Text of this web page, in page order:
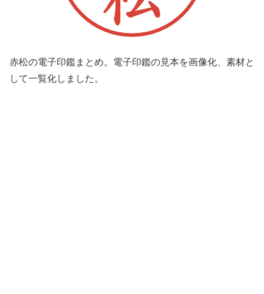
赤松の電子印鑑まとめ。電子印鑑の見本を画像化、素材と
して一覧化しました。